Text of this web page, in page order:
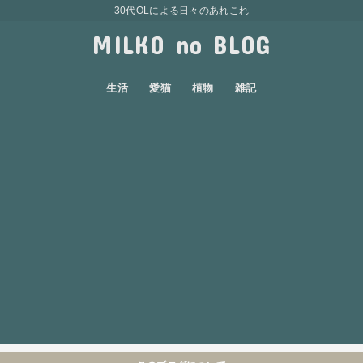
30代OLによる日々のあれこれ
MILKO no BLOG
生活 愛猫 植物 雑記